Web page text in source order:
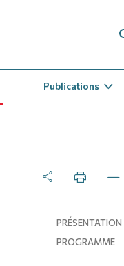
Publications
PRÉSENTATION
PROGRAMME